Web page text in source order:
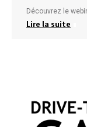
Découvrez le
Lire la suite